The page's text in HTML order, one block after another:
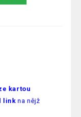
kartou
link na nějž